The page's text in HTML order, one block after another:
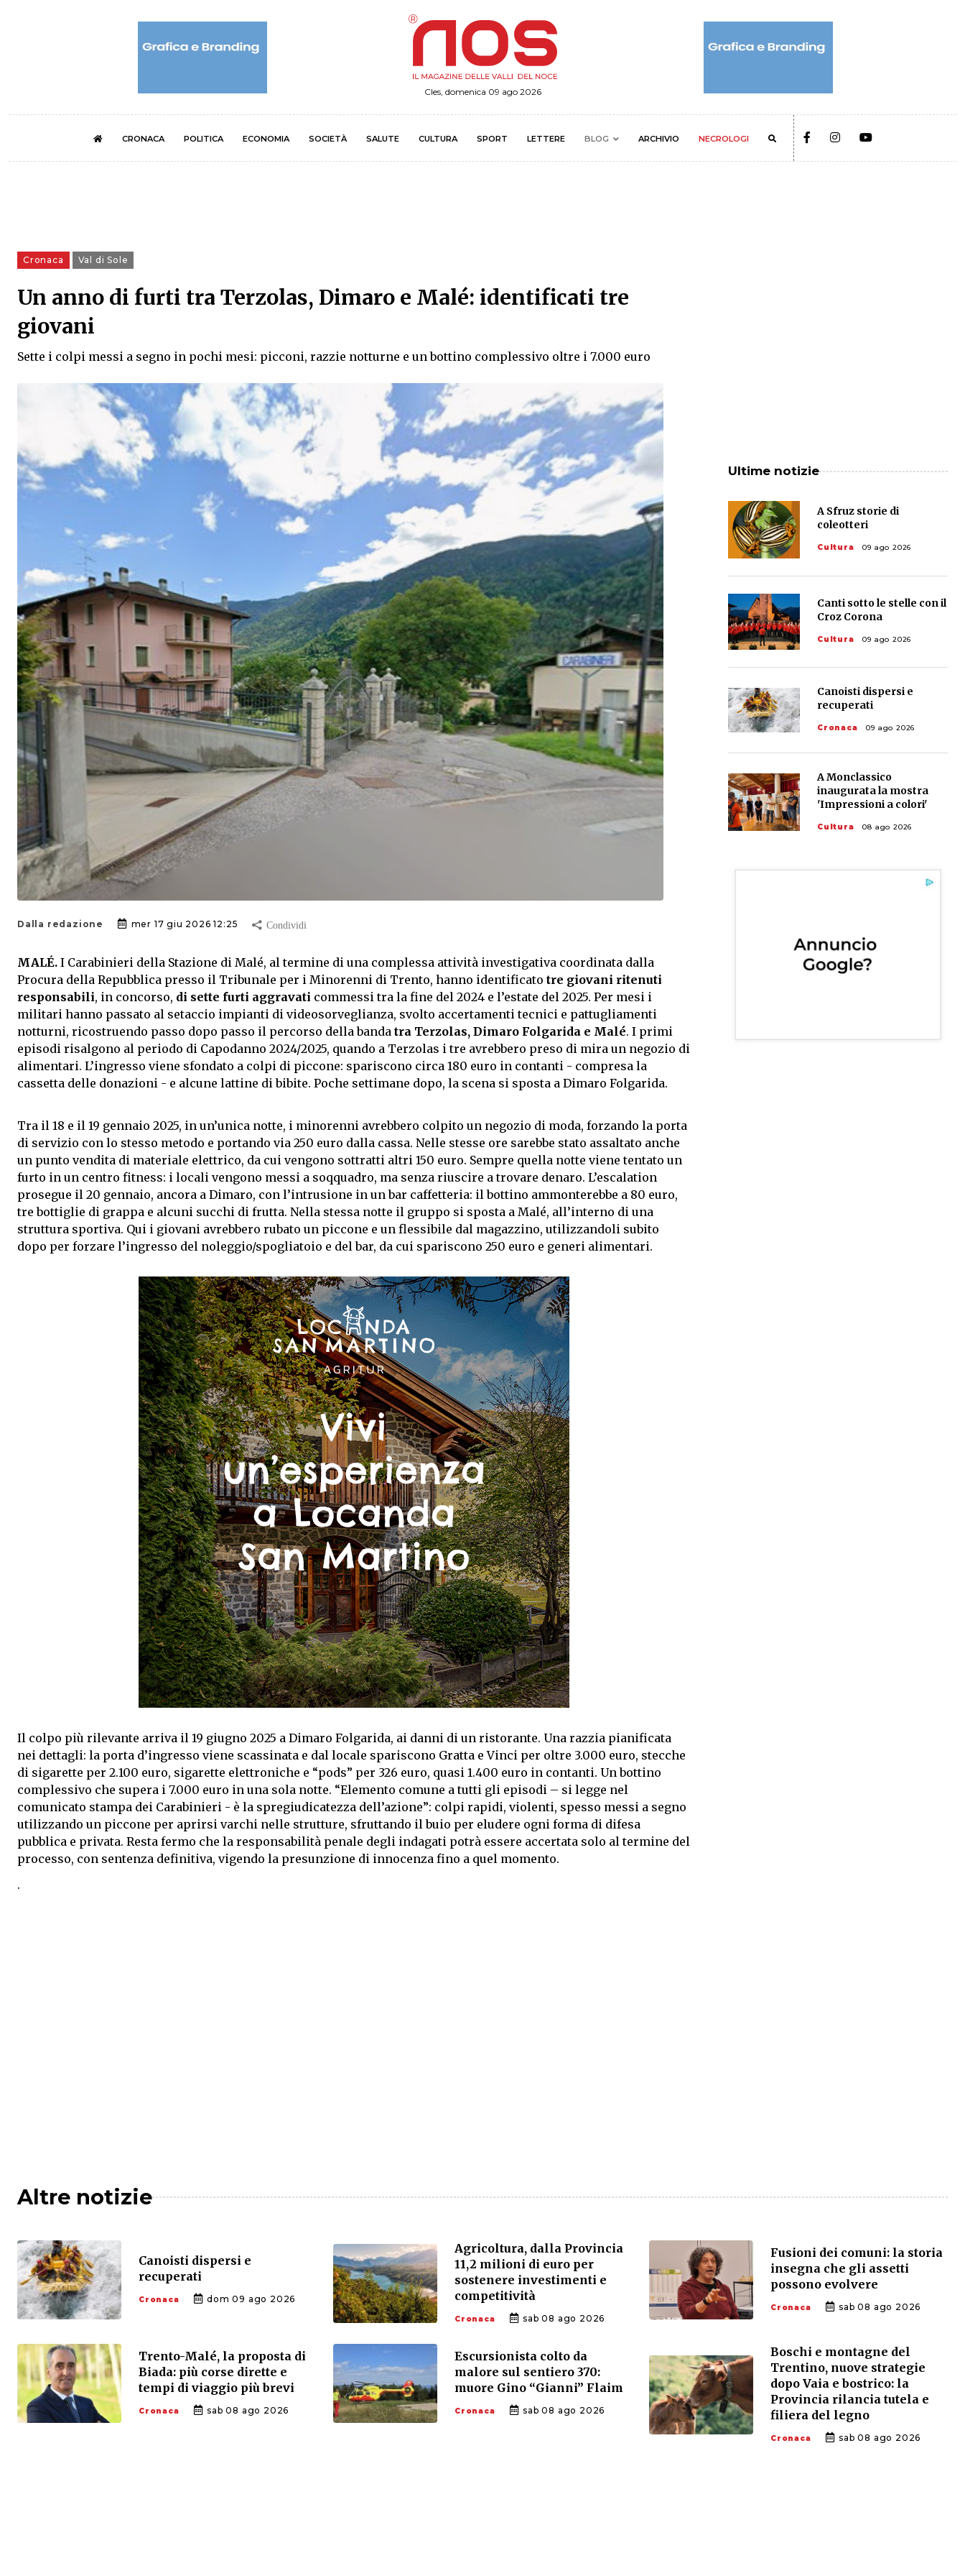
Cles, domenica 09 ago 2026
CRONACA POLITICA ECONOMIA SOCIETÀ SALUTE CULTURA SPORT LETTERE BLOG ARCHIVIO NECROLOGI
Cronaca Val di Sole
Un anno di furti tra Terzolas, Dimaro e Malé: identificati tre
giovani
Sette i colpi messi a segno in pochi mesi: picconi, razzie notturne e un bottino complessivo oltre i 7.000 euro
Dalla redazione mer 17 giu 2026 12:25
MALÉ. I Carabinieri della Stazione di Malé, al termine di una complessa attività investigativa coordinata dalla
Procura della Repubblica presso il Tribunale per i Minorenni di Trento, hanno identificato tre giovani ritenuti
responsabili, in concorso, di sette furti aggravati commessi tra la fine del 2024 e l’estate del 2025. Per mesi i
militari hanno passato al setaccio impianti di videosorveglianza, svolto accertamenti tecnici e pattugliamenti
notturni, ricostruendo passo dopo passo il percorso della banda tra Terzolas, Dimaro Folgarida e Malé. I primi
episodi risalgono al periodo di Capodanno 2024/2025, quando a Terzolas i tre avrebbero preso di mira un negozio di
alimentari. L’ingresso viene sfondato a colpi di piccone: spariscono circa 180 euro in contanti - compresa la
cassetta delle donazioni - e alcune lattine di bibite. Poche settimane dopo, la scena si sposta a Dimaro Folgarida.
Tra il 18 e il 19 gennaio 2025, in un’unica notte, i minorenni avrebbero colpito un negozio di moda, forzando la porta
di servizio con lo stesso metodo e portando via 250 euro dalla cassa. Nelle stesse ore sarebbe stato assaltato anche
un punto vendita di materiale elettrico, da cui vengono sottratti altri 150 euro. Sempre quella notte viene tentato un
furto in un centro fitness: i locali vengono messi a soqquadro, ma senza riuscire a trovare denaro. L’escalation
prosegue il 20 gennaio, ancora a Dimaro, con l’intrusione in un bar caffetteria: il bottino ammonterebbe a 80 euro,
tre bottiglie di grappa e alcuni succhi di frutta. Nella stessa notte il gruppo si sposta a Malé, all’interno di una
struttura sportiva. Qui i giovani avrebbero rubato un piccone e un flessibile dal magazzino, utilizzandoli subito
dopo per forzare l’ingresso del noleggio/spogliatoio e del bar, da cui spariscono 250 euro e generi alimentari.
Il colpo più rilevante arriva il 19 giugno 2025 a Dimaro Folgarida, ai danni di un ristorante. Una razzia pianificata
nei dettagli: la porta d’ingresso viene scassinata e dal locale spariscono Gratta e Vinci per oltre 3.000 euro, stecche
di sigarette per 2.100 euro, sigarette elettroniche e “pods” per 326 euro, quasi 1.400 euro in contanti. Un bottino
complessivo che supera i 7.000 euro in una sola notte. “Elemento comune a tutti gli episodi – si legge nel
comunicato stampa dei Carabinieri - è la spregiudicatezza dell’azione”: colpi rapidi, violenti, spesso messi a segno
utilizzando un piccone per aprirsi varchi nelle strutture, sfruttando il buio per eludere ogni forma di difesa
pubblica e privata. Resta fermo che la responsabilità penale degli indagati potrà essere accertata solo al termine del
processo, con sentenza definitiva, vigendo la presunzione di innocenza fino a quel momento.
.
Ultime notizie
A Sfruz storie di
coleotteri
Cultura 09 ago 2026
Canti sotto le stelle con il
Croz Corona
Cultura 09 ago 2026
Canoisti dispersi e
recuperati
Cronaca 09 ago 2026
A Monclassico
inaugurata la mostra
'Impressioni a colori'
Cultura 08 ago 2026
Altre notizie
Canoisti dispersi e
recuperati
Cronaca dom 09 ago 2026
Agricoltura, dalla Provincia
11,2 milioni di euro per
sostenere investimenti e
competitività
Cronaca sab 08 ago 2026
Fusioni dei comuni: la storia
insegna che gli assetti
possono evolvere
Cronaca sab 08 ago 2026
Trento-Malé, la proposta di
Biada: più corse dirette e
tempi di viaggio più brevi
Cronaca sab 08 ago 2026
Escursionista colto da
malore sul sentiero 370:
muore Gino “Gianni” Flaim
Cronaca sab 08 ago 2026
Boschi e montagne del
Trentino, nuove strategie
dopo Vaia e bostrico: la
Provincia rilancia tutela e
filiera del legno
Cronaca sab 08 ago 2026